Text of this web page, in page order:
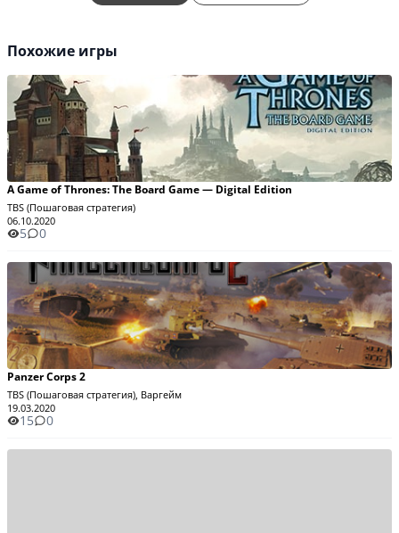
Похожие игры
A Game of Thrones: The Board Game — Digital Edition
TBS (Пошаговая стратегия)
06.10.2020
5 0
Panzer Corps 2
TBS (Пошаговая стратегия), Варгейм
19.03.2020
15 0